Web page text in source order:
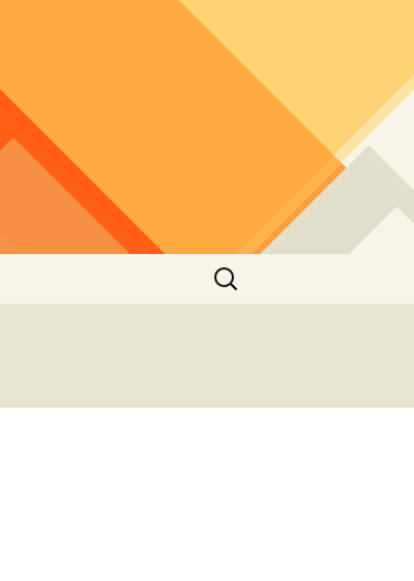
Търсене